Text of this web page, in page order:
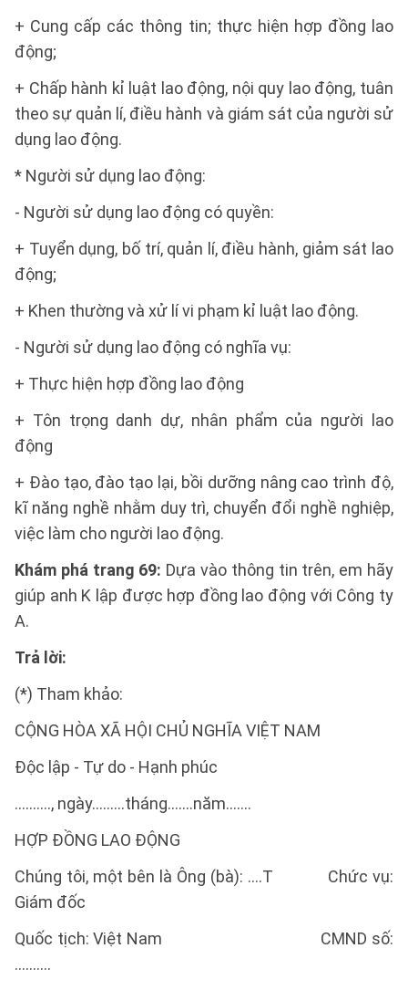
+ Cung cấp các thông tin; thực hiện hợp đồng lao
động;
+ Chấp hành kỉ luật lao động, nội quy lao động, tuân
theo sự quản lí, điều hành và giám sát của người sử
dụng lao động.
* Người sử dụng lao động:
- Người sử dụng lao động có quyền:
+ Tuyển dụng, bố trí, quản lí, điều hành, giảm sát lao
động;
+ Khen thường và xử lí vi phạm kỉ luật lao động.
- Người sử dụng lao động có nghĩa vụ:
+ Thực hiện hợp đồng lao động
+ Tôn trọng danh dự, nhân phẩm của người lao
động
+ Đào tạo, đào tạo lại, bồi dưỡng nâng cao trình độ,
kĩ năng nghề nhằm duy trì, chuyển đổi nghề nghiệp,
việc làm cho người lao động.
Khám phá trang 69: Dựa vào thông tin trên, em hãy
giúp anh K lập được hợp đồng lao động với Công ty
A.
Trả lời:
(*) Tham khảo:
CỘNG HÒA XÃ HỘI CHỦ NGHĨA VIỆT NAM
Độc lập - Tự do - Hạnh phúc
………., ngày.........tháng.......năm.......
HỢP ĐỒNG LAO ĐỘNG
Chúng tôi, một bên là Ông (bà): ….T Chức vụ:
Giám đốc
Quốc tịch: Việt Nam CMND số:
……….